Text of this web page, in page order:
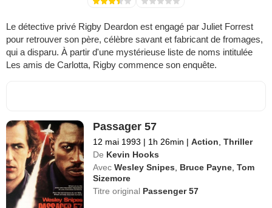
Le détective privé Rigby Deardon est engagé par Juliet Forrest
pour retrouver son père, célèbre savant et fabricant de fromages,
qui a disparu. À partir d'une mystérieuse liste de noms intitulée
Les amis de Carlotta, Rigby commence son enquête.
Passager 57
12 mai 1993 | 1h 26min | Action ,Thriller
De Kevin Hooks
Avec Wesley Snipes Bruce Payne ,Tom
Sizemore
Titre original Passenger 57